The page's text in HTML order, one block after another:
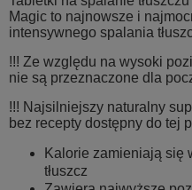
Magic to najnowsze i
intensywnego spalania
!!! Ze względu na wysoki
nie są przeznaczone dla
!!! Najsilniejszy naturalny
bez recepty dostępny do tej
Kalorie zamieniają się
tłuszcz